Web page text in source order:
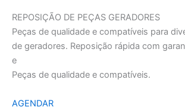
REPOSIÇÃO DE PEÇAS GERADORES
Peças de qualidade e compatíveis para
de geradores. Reposição rápida com
e
Peças de qualidade e compatíveis.
AGENDAR